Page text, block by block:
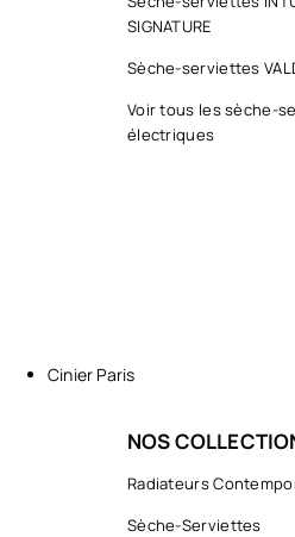
SIGNATURE
Sèche-serviettes
Voir tous les sèche-
électriques
Design
Cinier Paris
NOS
Radiateurs
Sèche-Serviettes
COLLECTIONS